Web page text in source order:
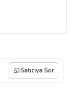
Satıcıya Sor